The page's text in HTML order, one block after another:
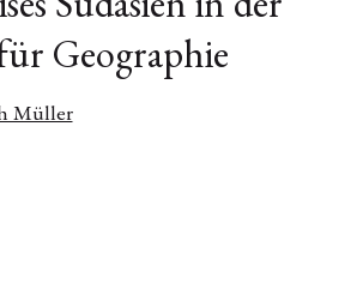
Geographie
Müller